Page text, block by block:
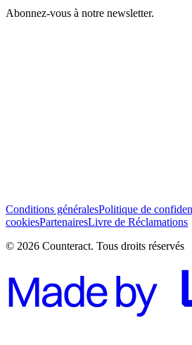
Abonnez-vous à notre newsletter.
Conditions généralesPolitique de
cookiesPartenairesLivre de Réclamations
© 2026 Counteract. Tous droits réservés